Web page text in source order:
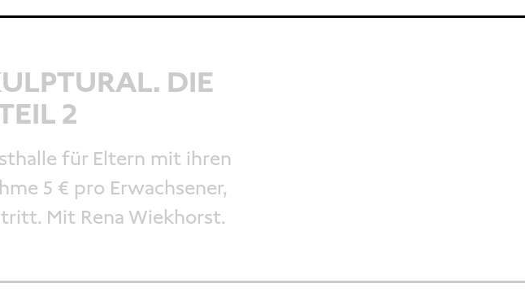
DIE
2
für Eltern mit ihren
5 € pro Erwachsener,
Mit Rena Wiekhorst.